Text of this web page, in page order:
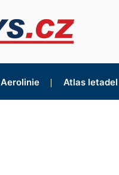
Aerolinie Atlas letadel